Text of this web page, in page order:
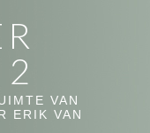
VAN
ERIK VAN